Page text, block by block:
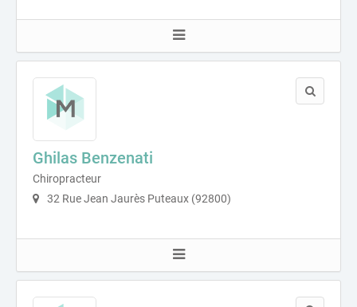
Ghilas Benzenati
Chiropracteur
32 Rue Jean Jaurès Puteaux (92800)